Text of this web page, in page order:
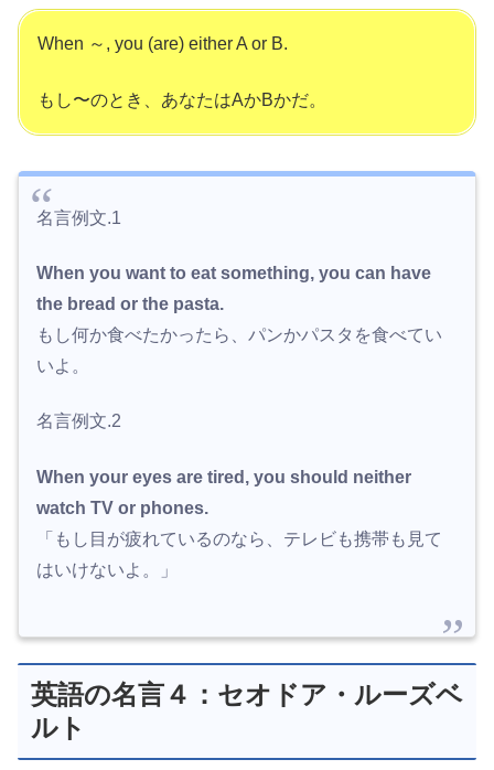
When ～, you (are) either A or B.
もし〜のとき、あなたはAかBかだ。
名言例文.1
When you want to eat something, you can have
the bread or the pasta.
もし何か食べたかったら、パンかパスタを食べてい
いよ。
名言例文.2
When your eyes are tired, you should neither
watch TV or phones.
「もし目が疲れているのなら、テレビも携帯も見て
はいけないよ。」
英語の名言４：セオドア・ルーズベ
ルト